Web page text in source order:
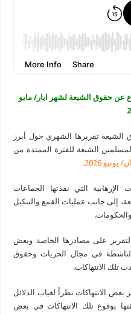
عن حقوق الشيعة لشهر ايار/ مايو
الشيعة تقريرها الشهري حول أبرز
الشيعة للفترة الممتدة من
2026.
التي نفذتها الجماعات
إلى جانب عمليات القمع والتنكيل
على مصادرها الخاصة وبعض
الناشطة في مجال الحريات وحقوق
تلك الانتهاكات.
الانتهاكات نظراً لغياب الدلائل
بوقوع تلك الانتهاكات في بعض